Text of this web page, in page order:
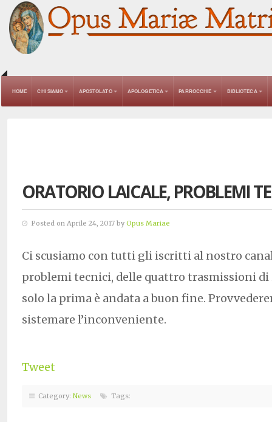
HOME CHI SIAMO APOSTOLATO APOLOGETICA PARROCCHIE BIBLIOTECA
ORATORIO LAICALE, PROBLEMI
Posted on Aprile 24, 2017 by Opus Mariae
Ci scusiamo con tutti gli iscritti al nostro
problemi tecnici, delle quattro trasmissioni di
solo la prima è andata a buon fine.
sistemare l’inconveniente.
Tweet
Category: News Tags: